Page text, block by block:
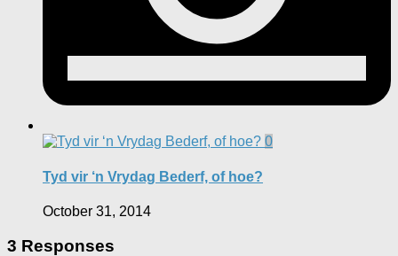
0
Tyd vir ‘n Vrydag Bederf, of hoe?
October 31, 2014
3 Responses